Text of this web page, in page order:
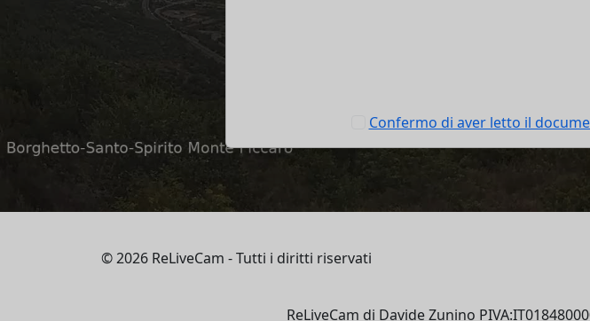
Confermo di aver letto il
© 2026 ReLiveCam - Tutti i diritti riservati
ReLiveCam di Davide Zunino